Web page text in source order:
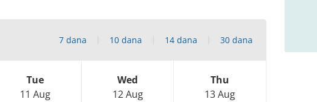
7 dana 10 dana 14 dana 30 dana
Tue
11 Aug
Wed
12 Aug
Thu
13 Aug